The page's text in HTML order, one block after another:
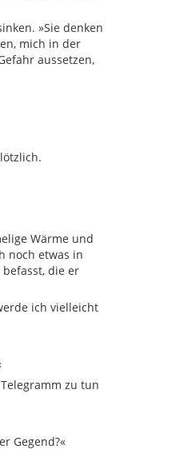
»Sie denken
mich in der
aussetzen,
Wärme und
noch etwas in
die er
ich vielleicht
zu tun
Gegend?«